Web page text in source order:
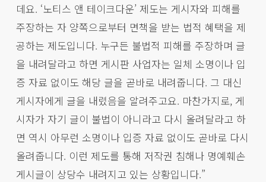
데요. ‘노티스 앤 테이크다운’ 제도는 게시자와 피해를
주장하는 자 양쪽으로부터 면책을 받는 법적 혜택을 제
공하는 제도입니다. 누구든 불법적 피해를 주장하며 글
을 내려달라고 하면 게시판 사업자는 일체 소명이나 입
증 자료 없이도 해당 글을 곧바로 내려줍니다. 그 대신
게시자에게 글을 내렸음을 알려주고요. 마찬가지로, 게
시자가 자기 글이 불법이 아니라고 다시 올려달라고 하
면 역시 아무런 소명이나 입증 자료 없이도 곧바로 다시
올려줍니다. 이런 제도를 통해 저작권 침해나 명예훼손
게시글이 상당수 내려지고 있는 상황입니다.”